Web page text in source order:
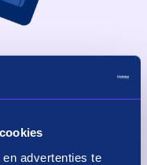
advertenties te